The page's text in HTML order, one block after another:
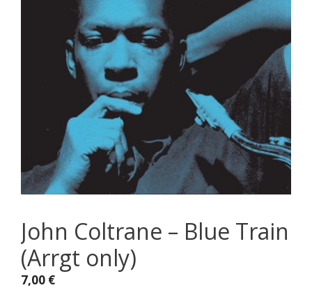
John Coltrane – Blue Train
(Arrgt only)
7,00 €